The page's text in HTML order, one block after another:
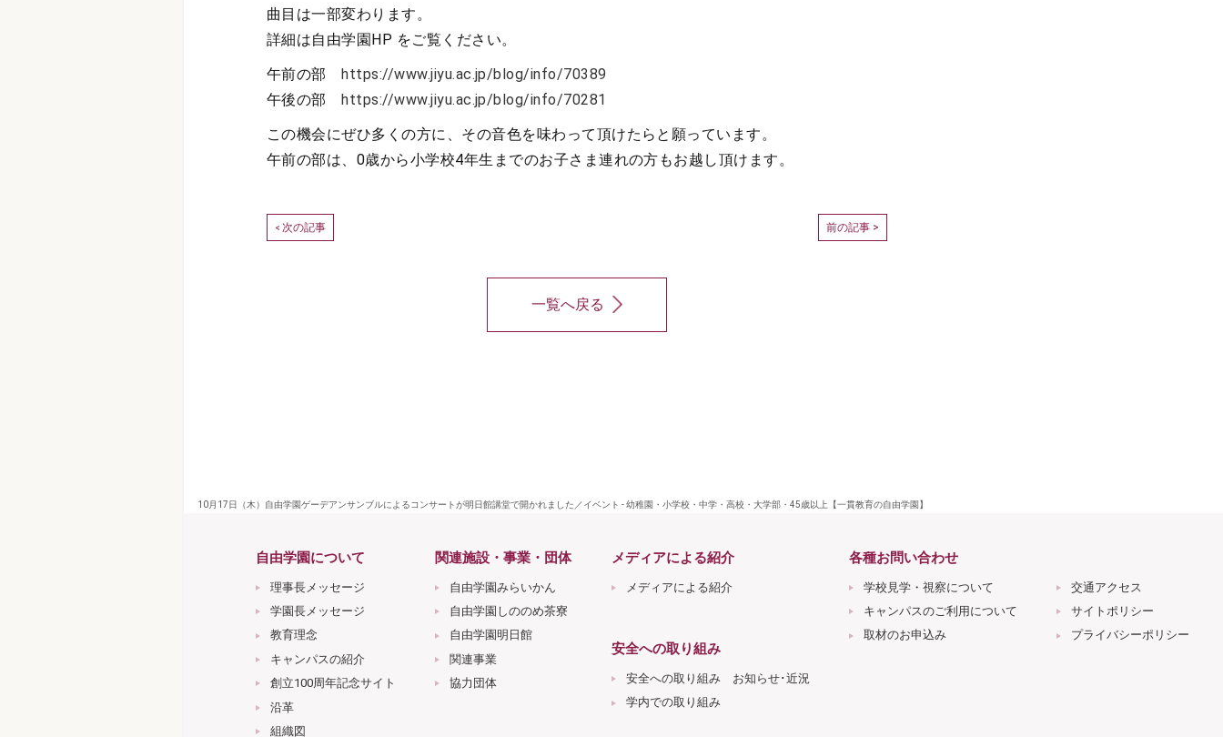
曲目は一部変わります。
詳細は自由学園HP をご覧ください。
午前の部https://www.jiyu.ac.jp/blog/info/70389
午後の部https://www.jiyu.ac.jp/blog/info/70281
この機会にぜひ多くの方に、その音色を味わって頂けたらと願っています。
午前の部は、0歳から小学校4年生までのお子さま連れの方もお越し頂けます。
< 次の記事 前の記事 >
一覧へ戻る
10月17日（木）自由学園ゲーデアンサンブルによるコンサートが明日館講堂で開かれました／イベント - 幼稚園・小学校・中学・高校・大学部・45歳以上【一貫教育の自由学園】
自由学園について
理事長メッセージ
学園長メッセージ
教育理念
キャンパスの紹介
創立100周年記念サイト
沿革
組織図
関連施設・事業・団体
自由学園みらいかん
自由学園しののめ茶寮
自由学園明日館
関連事業
協力団体
メディアによる紹介
メディアによる紹介
安全への取り組み
安全への取り組み お知らせ･近況
学内での取り組み
各種お問い合わせ
学校見学・視察について
キャンパスのご利用について
取材のお申込み
交通アクセス
サイトポリシー
プライバシーポリシー